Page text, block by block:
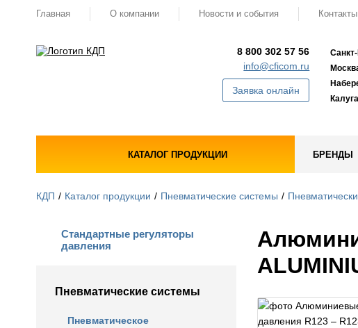
Главная О компании Новости и события Контакты
8 800 302 57 56
info@cficom.ru
Заявка онлайн
Калуга
КАТАЛОГ ПРОДУКЦИИ БРЕНДЫ
КДП Каталог продукции Пневматические системы
Стандартные регуляторы
давления
Пневматические системы
Пневматическое